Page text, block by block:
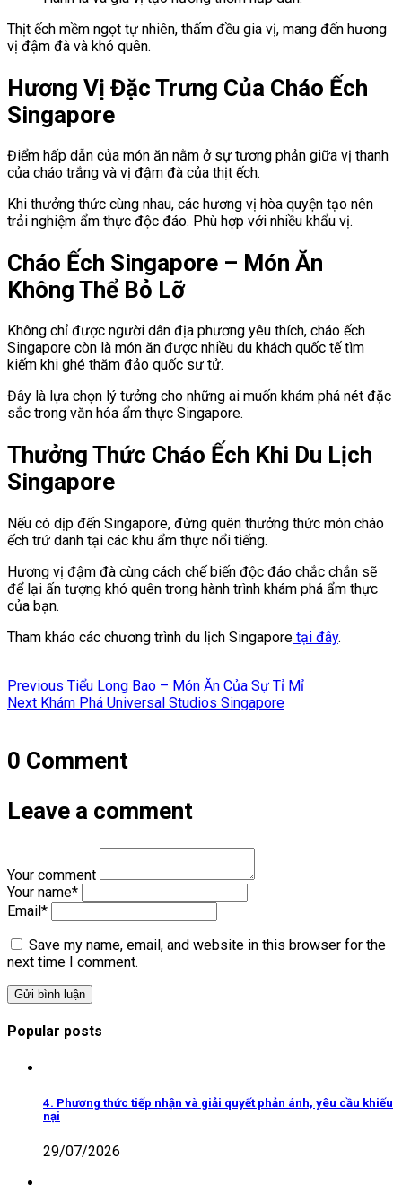
Thịt ếch mềm ngọt tự nhiên, thấm đều gia vị, mang đến hương
vị đậm đà và khó quên.
Hương Vị Đặc Trưng Của Cháo Ếch
Singapore
Điểm hấp dẫn của món ăn nằm ở sự tương phản giữa vị thanh
của cháo trắng và vị đậm đà của thịt ếch.
Khi thưởng thức cùng nhau, các hương vị hòa quyện tạo nên
trải nghiệm ẩm thực độc đáo. Phù hợp với nhiều khẩu vị.
Cháo Ếch Singapore – Món Ăn
Không Thể Bỏ Lỡ
Không chỉ được người dân địa phương yêu thích, cháo ếch
Singapore còn là món ăn được nhiều du khách quốc tế tìm
kiếm khi ghé thăm đảo quốc sư tử.
Đây là lựa chọn lý tưởng cho những ai muốn khám phá nét đặc
sắc trong văn hóa ẩm thực Singapore.
Thưởng Thức Cháo Ếch Khi Du Lịch
Singapore
Nếu có dịp đến Singapore, đừng quên thưởng thức món cháo
ếch trứ danh tại các khu ẩm thực nổi tiếng.
Hương vị đậm đà cùng cách chế biến độc đáo chắc chắn sẽ
để lại ấn tượng khó quên trong hành trình khám phá ẩm thực
của bạn.
Tham khảo các chương trình du lịch Singapore tại đây.
hướng
viết
Previous Previous
post:
Tiểu Long Bao – Món Ăn Của Sự Tỉ Mỉ
Next Next
Khám Phá Universal Studios Singapore
0 Comment
Leave a comment
Your comment
Your name*
Email*
Save my name, email, and website in this browser for the
next time I comment.
Popular posts
4. Phương thức tiếp nhận và giải quyết phản ánh, yêu cầu khiếu
nại
29/07/2026